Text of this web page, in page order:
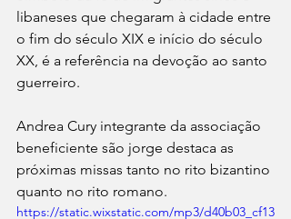
libaneses que chegaram à cidade entre
o fim do século XIX e início do século
XX, é a referência na devoção ao santo
guerreiro.
Andrea Cury integrante da associação
beneficiente são jorge destaca as
próximas missas tanto no rito bizantino
quanto no rito romano.
https://static.wixstatic.com/mp3/d40b03_cf13